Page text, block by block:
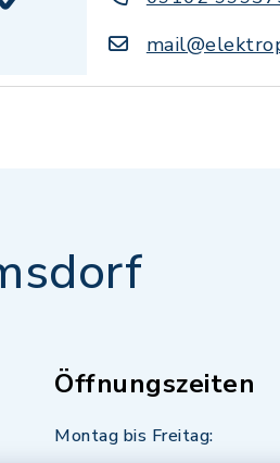
Öffnungszeiten
Montag bis Freitag: